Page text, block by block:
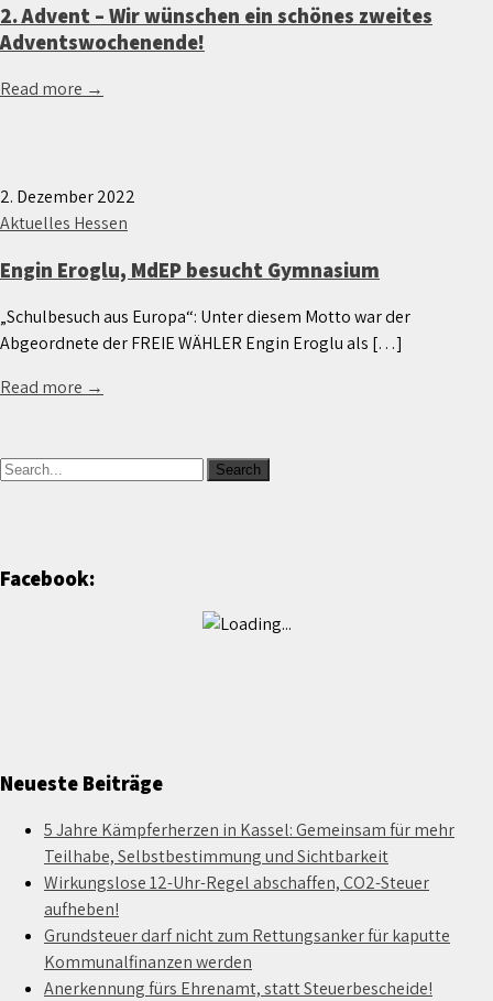
2. Advent – Wir wünschen ein schönes zweites
Adventswochenende!
Read more →
2. Dezember 2022
Aktuelles Hessen
Engin Eroglu, MdEP besucht Gymnasium
„Schulbesuch aus Europa“: Unter diesem Motto war der
Abgeordnete der FREIE WÄHLER Engin Eroglu als […]
Read more →
Facebook:
Neueste Beiträge
5 Jahre Kämpferherzen in Kassel: Gemeinsam für mehr
Teilhabe, Selbstbestimmung und Sichtbarkeit
Wirkungslose 12-Uhr-Regel abschaffen, CO2-Steuer
aufheben!
Grundsteuer darf nicht zum Rettungsanker für kaputte
Kommunalfinanzen werden
Anerkennung fürs Ehrenamt, statt Steuerbescheide!